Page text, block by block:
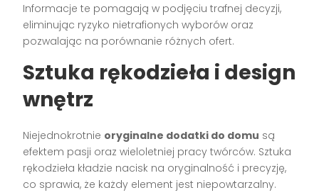
Informacje te pomagają w podjęciu trafnej decyzji,
eliminując ryzyko nietrafionych wyborów oraz
pozwalając na porównanie różnych ofert.
Sztuka rękodzieła i design
wnętrz
Niejednokrotnie oryginalne dodatki do domu są
efektem pasji oraz wieloletniej pracy twórców. Sztuka
rękodzieła kładzie nacisk na oryginalność i precyzję,
co sprawia, że każdy element jest niepowtarzalny.